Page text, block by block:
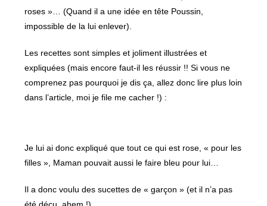
roses »… (Quand il a une idée en tête Poussin,
impossible de la lui enlever).
Les recettes sont simples et joliment illustrées et
expliquées (mais encore faut-il les réussir !! Si vous ne
comprenez pas pourquoi je dis ça, allez donc lire plus loin
dans l’article, moi je file me cacher !) :
Je lui ai donc expliqué que tout ce qui est rose, « pour les
filles », Maman pouvait aussi le faire bleu pour lui…
Il a donc voulu des sucettes de « garçon » (et il n’a pas